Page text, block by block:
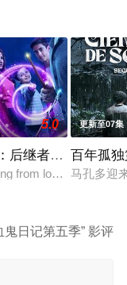
5.0
后继者第三季
from losing Alex at
更新至07集
百年孤
马孔多迎
鬼日记第五季” 影评